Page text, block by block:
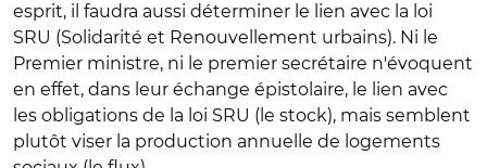
esprit, il faudra aussi déterminer le lien avec la loi
SRU (Solidarité et Renouvellement urbains). Ni le
Premier ministre, ni le premier secrétaire n'évoquent
en effet, dans leur échange épistolaire, le lien avec
les obligations de la loi SRU (le stock), mais semblent
plutôt viser la production annuelle de logements